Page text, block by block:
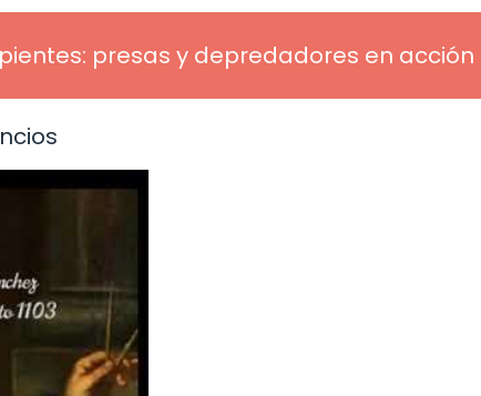
presas y depredadores en acción